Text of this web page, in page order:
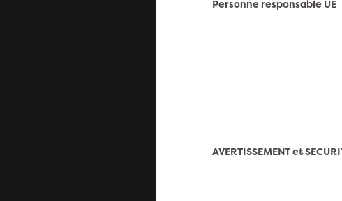
Personne responsable UE
AVERTISSEMENT et